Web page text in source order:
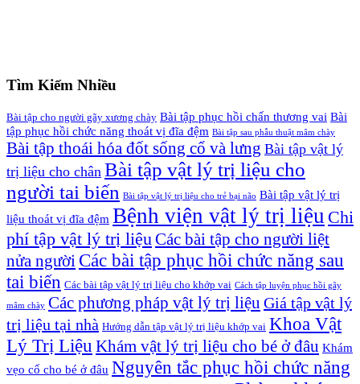
Tìm Kiếm Nhiều
Bài tập cho người gãy xương chày Bài tập phục hồi chấn thương vai Bài
tập phục hồi chức năng thoát vị đĩa đệm Bài tập sau phẫu thuật mâm chày
Bài tập thoái hóa đốt sống cổ và lưng Bài tập vật lý
trị liệu cho chân Bài tập vật lý trị liệu cho
người tai biến Bài tập vật lý trị liệu cho trẻ bại não Bài tập vật lý trị
liệu thoát vị đĩa đệm Bệnh viện vật lý trị liệu Chi
phí tập vật lý trị liệu Các bài tập cho người liệt
nửa người Các bài tập phục hồi chức năng sau
tai biến Các bài tập vật lý trị liệu cho khớp vai Cách tập luyện phục hồi gãy
mâm chày Các phương pháp vật lý trị liệu Giá tập vật lý
trị liệu tại nhà Hướng dẫn tập vật lý trị liệu khớp vai Khoa Vật
Lý Trị Liệu Khám vật lý trị liệu cho bé ở đâu Khám
vẹo cổ cho bé ở đâu Nguyên tắc phục hồi chức năng